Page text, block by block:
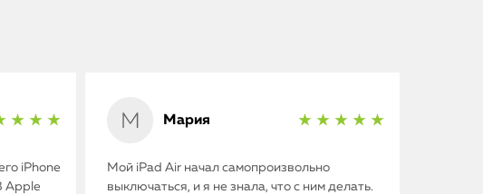
★ ★ ★
iPhone
Apple
Мария ★ ★ ★ ★ ★
Мой iPad Air начал самопроизвольно
выключаться, и я не знала, что с ним делать.